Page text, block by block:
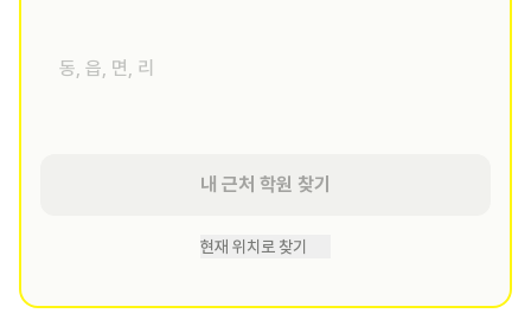
내 근처 학원 찾기
현재 위치로 찾기